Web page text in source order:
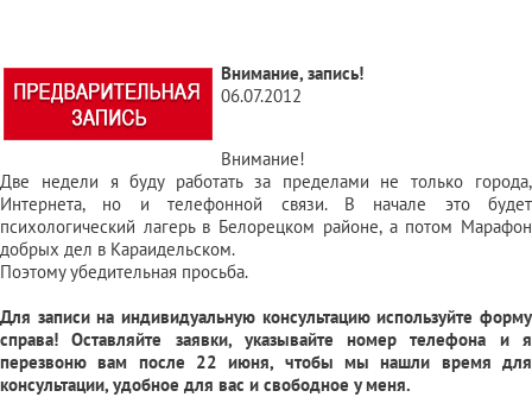
Внимание, запись!
06.07.2012
Внимание!
Две недели я буду работать за пределами не только города,
Интернета, но и телефонной связи. В начале это будет
психологический лагерь в Белорецком районе, а потом Марафон
добрых дел в Караидельском.
Поэтому убедительная просьба.
Для записи на индивидуальную консультацию используйте форму
справа! Оставляйте заявки, указывайте номер телефона и я
перезвоню вам после 22 июня, чтобы мы нашли время для
консультации, удобное для вас и свободное у меня.